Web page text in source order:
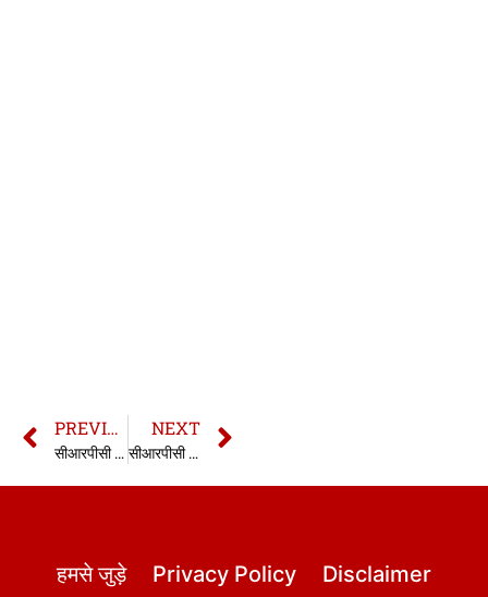
PREVIOUS
सीआरपीसी की धारा 195A | 195A CrPC in hindi
NEXT
सीआरपीसी की धारा 197 | 197 CrPC in hindi
हमसे जुड़े Privacy Policy Disclaimer